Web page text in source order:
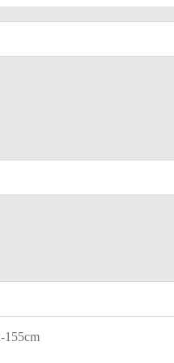
155cm